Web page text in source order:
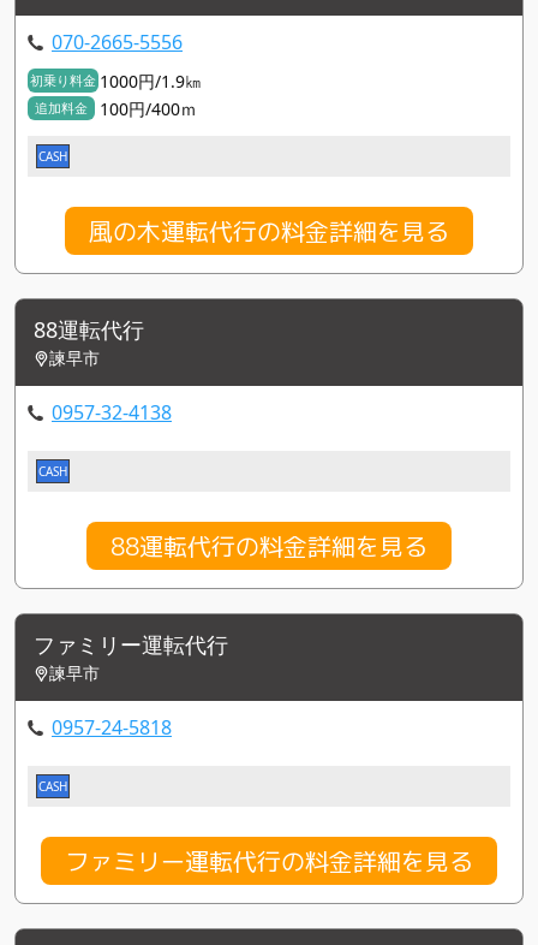
070-2665-5556
初乗り料金 1000円/1.9㎞
追加料金 100円/400ｍ
CASH
風の木運転代行の料金詳細を見る
88運転代行
諫早市
0957-32-4138
CASH
88運転代行の料金詳細を見る
ファミリー運転代行
諫早市
0957-24-5818
CASH
ファミリー運転代行の料金詳細を見る